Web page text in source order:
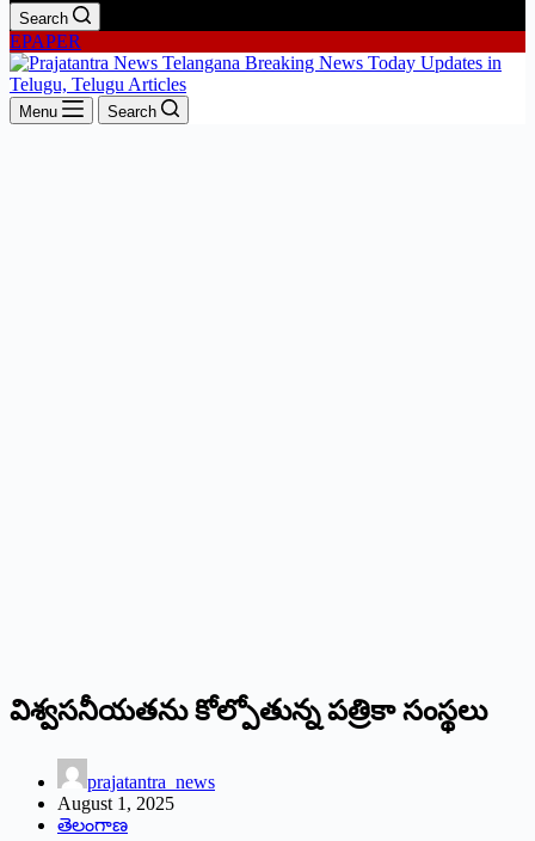
Search
EPAPER
Menu Search
విశ్వసనీయతను కోల్పోతున్న పత్రికా సంస్థలు
prajatantra_news
August 1, 2025
తెలంగాణ